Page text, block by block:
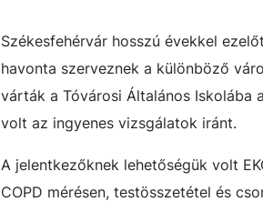
Székesfehérvár hosszú évekkel
havonta szerveznek a különböző
várták a Tóvárosi Általános Iskolába
volt az ingyenes vizsgálatok iránt.
A jelentkezőknek lehetőségük volt
COPD mérésen, testösszetétel és